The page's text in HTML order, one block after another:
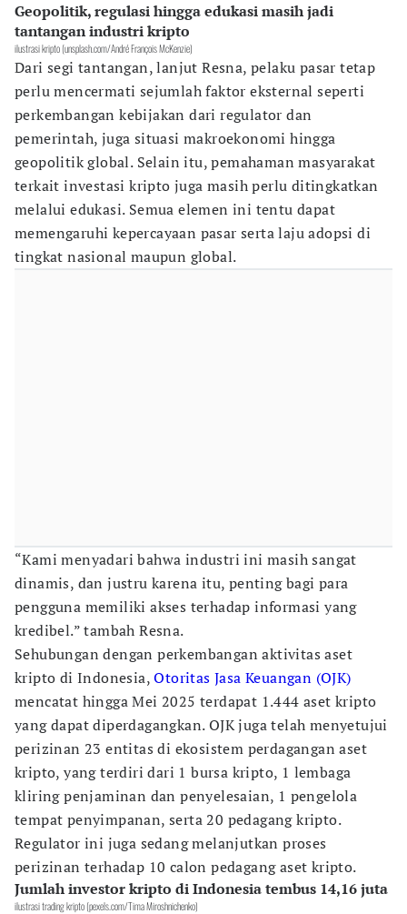
Geopolitik, regulasi hingga edukasi masih jadi
tantangan industri kripto
ilustrasi kripto (unsplash.com/André François McKenzie)
Dari segi tantangan, lanjut Resna, pelaku pasar tetap
perlu mencermati sejumlah faktor eksternal seperti
perkembangan kebijakan dari regulator dan
pemerintah, juga situasi makroekonomi hingga
geopolitik global. Selain itu, pemahaman masyarakat
terkait investasi kripto juga masih perlu ditingkatkan
melalui edukasi. Semua elemen ini tentu dapat
memengaruhi kepercayaan pasar serta laju adopsi di
tingkat nasional maupun global.
“Kami menyadari bahwa industri ini masih sangat
dinamis, dan justru karena itu, penting bagi para
pengguna memiliki akses terhadap informasi yang
kredibel.” tambah Resna.
Sehubungan dengan perkembangan aktivitas aset
kripto di Indonesia,Otoritas Jasa Keuangan (OJK)
mencatat hingga Mei 2025 terdapat 1.444 aset kripto
yang dapat diperdagangkan. OJK juga telah menyetujui
perizinan 23 entitas di ekosistem perdagangan aset
kripto, yang terdiri dari 1 bursa kripto, 1 lembaga
kliring penjaminan dan penyelesaian, 1 pengelola
tempat penyimpanan, serta 20 pedagang kripto.
Regulator ini juga sedang melanjutkan proses
perizinan terhadap 10 calon pedagang aset kripto.
Jumlah investor kripto di Indonesia tembus 14,16 juta
ilustrasi trading kripto (pexels.com/Tima Miroshnichenko)